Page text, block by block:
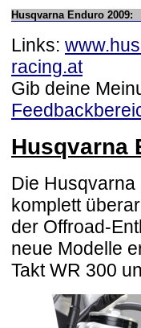
Husqvarna Enduro 2009:
Links:
racing.at
Gib deine
Husqvarna
Die
komplett
der Offroad-
neue Modelle
Takt WR 300